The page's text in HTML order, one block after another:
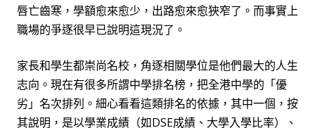
唇亡齒寒，學額愈來愈少，出路愈來愈狹窄了。而事實上
職場的爭逐很早已說明這現況了。
家長和學生都崇尚名校，角逐相關學位是他們最大的人生
志向。現在有很多所謂中學排名榜，把全港中學的「優
劣」名次排列。細心看看這類排名的依據，其中一個，按
其說明，是以學業成績（如DSE成績、大學入學比率）、